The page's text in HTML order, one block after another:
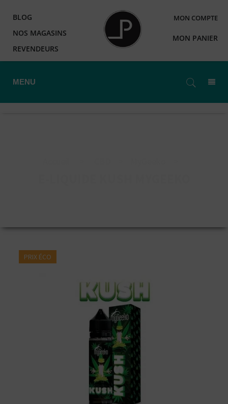
BLOG
NOS MAGASINS
REVENDEURS
MON COMPTE
MON PANIER
MENU
PRIX ÉCO